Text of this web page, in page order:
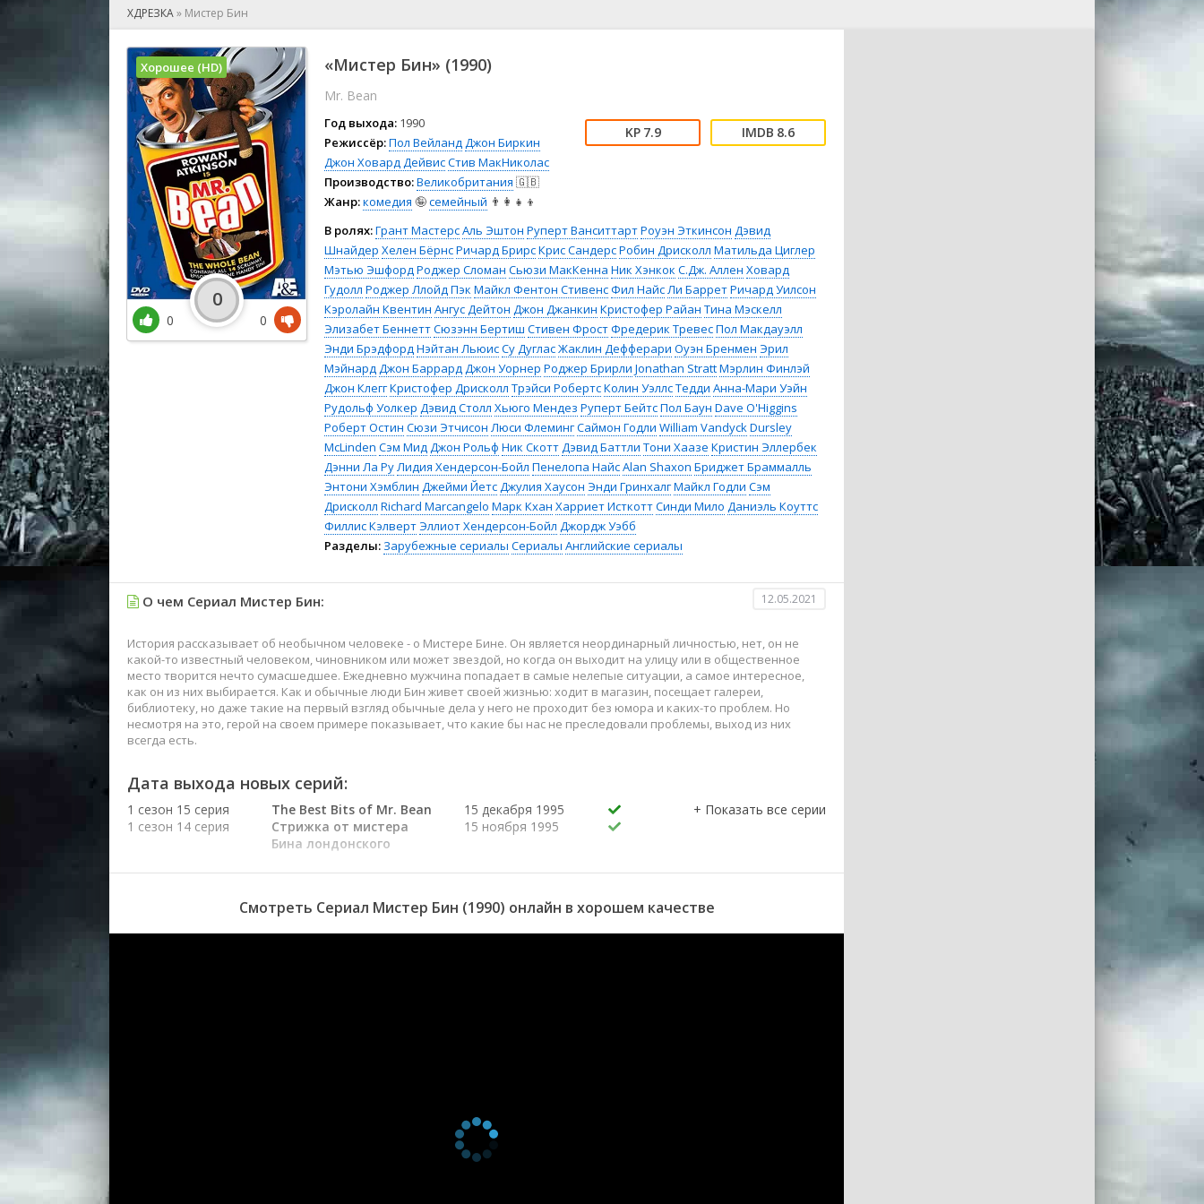
🕺 Мюзикл
👨‍💻 Реальное тв
🎤 Ток-шоу
😱 Ужасы
🧙‍♀️ Фантастика
🤠 Фильм-нуар
🧝‍♂️ Фэнтези
🏅 Церемония
ХДРЕЗКА» Мистер Бин
«Мистер Бин» (1990)
Mr. Bean
Год выхода: 1990
Режиссёр:Пол ВейландДжон Биркин
Джон Ховард ДейвисСтив МакНиколас
Производство:Великобритания 🇬🇧
Жанр:комедия 🤪семейный 👨‍👩‍👧‍👦
7.9 8.6
В ролях:Грант МастерсАль Эштон Руперт ВанситтартРоуэн Эткинсон Дэвид
Шнайдер Хелен БёрнсРичард БрирсКрис СандерсРобин Дрисколл Матильда Циглер
Мэтью ЭшфордРоджер Сломан Сьюзи МакКенна Ник Хэнкок С.Дж. Аллен Ховард
Гудолл Роджер Ллойд Пэк Майкл Фентон СтивенсФил НайсЛи БарретРичард Уилсон
Кэролайн Квентин Ангус Дейтон Джон Джанкин Кристофер Райан Тина Мэскелл
Элизабет БеннеттСюзэнн Бертиш Стивен ФростФредерик ТревесПол Макдауэлл
Энди БрэдфордНэйтан ЛьюисСу ДугласЖаклин Дефферари Оуэн Бренмен Эрил
МэйнардДжон БаррардДжон Уорнер Роджер Брирли Jonathan StrattМэрлин Финлэй
Джон КлеггКристофер Дрисколл Трэйси РобертсКолин УэллсТедди Анна-Мари Уэйн
Рудольф Уолкер Дэвид Столл Хьюго Мендез Руперт БейтсПол Баун Dave O'Higgins
Роберт Остин Сюзи Этчисон Люси ФлемингСаймон Годли William VandyckDursley
McLinden Сэм МидДжон Рольф Ник СкоттДэвид Баттли Тони Хаазе Кристин Эллербек
Дэнни Ла РуЛидия Хендерсон-Бойл Пенелопа НайсAlan Shaxon Бриджет Браммалль
Энтони Хэмблин Джейми ЙетсДжулия Хаусон Энди ГринхалгМайкл Годли Сэм
Дрисколл Richard Marcangelo Марк Кхан Харриет ИсткоттСинди Мило Даниэль Коуттс
Филлис КэлвертЭллиот Хендерсон-Бойл Джордж Уэбб
Разделы: Зарубежные сериалы Сериалы Английские сериалы
Хорошее (HD)
0
0
0
О чем Сериал Мистер Бин: 12.05.2021
История рассказывает об необычном человеке - о Мистере Бине. Он является неординарный личностью, нет, он не
какой-то известный человеком, чиновником или может звездой, но когда он выходит на улицу или в общественное
место творится нечто сумасшедшее. Ежедневно мужчина попадает в самые нелепые ситуации, а самое интересное,
как он из них выбирается. Как и обычные люди Бин живет своей жизнью: ходит в магазин, посещает галереи,
библиотеку, но даже такие на первый взгляд обычные дела у него не проходит без юмора и каких-то проблем. Но
несмотря на это, герой на своем примере показывает, что какие бы нас не преследовали проблемы, выход из них
всегда есть.
Дата выхода новых серий:
1 сезон 15 серия The Best Bits of Mr. Bean
15 декабря 1995
1 сезон 14 серия
Стрижка от мистера
Бина лондонского
15 ноября 1995
Бин
Бин
15 октября 1991
1 января 1991
Смотреть Сериал Мистер Бин (1990) онлайн в хорошем качестве